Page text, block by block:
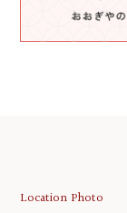
Location Photo